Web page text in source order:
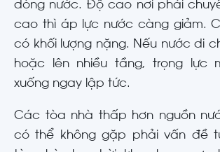
dòng nước. Độ cao nơi phải
cao thì áp lực nước càng giảm.
có khối lượng nặng. Nếu nước di
hoặc lên nhiều tầng, trọng lực
xuống ngay lập tức.
Các tòa nhà thấp hơn nguồn
có thể không gặp phải vấn đề